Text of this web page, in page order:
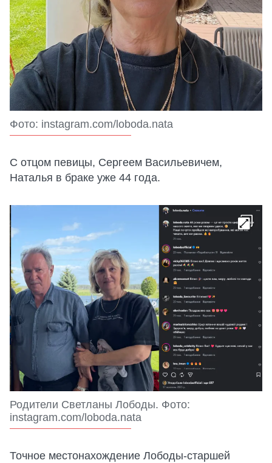
Фото: instagram.com/loboda.nata
С отцом певицы, Сергеем Васильевичем,
Наталья в браке уже 44 года.
Родители Светланы Лободы. Фото:
instagram.com/loboda.nata
Точное местонахождение Лободы-старшей